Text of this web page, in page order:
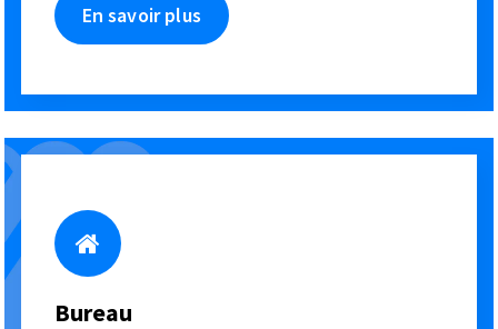
En savoir plus
Bureau